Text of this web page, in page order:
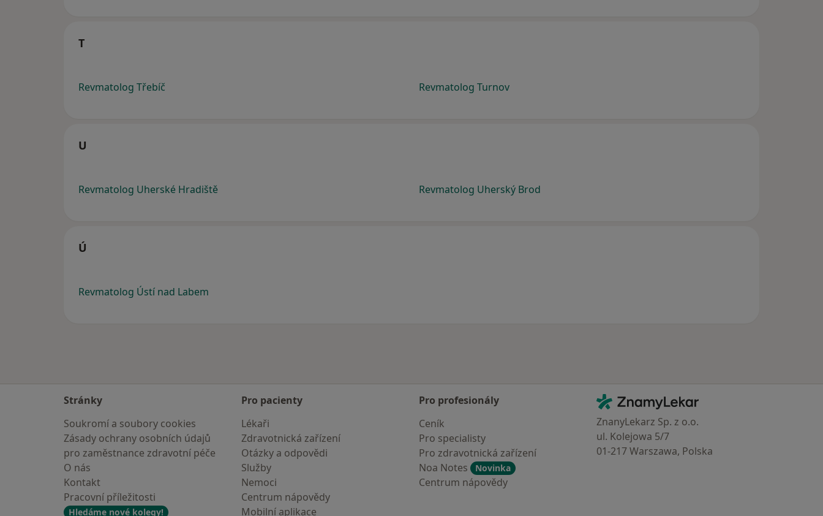
T
Revmatolog Třebíč Revmatolog Turnov
U
Revmatolog Uherské Hradiště Revmatolog Uherský Brod
Ú
Revmatolog Ústí nad Labem
Stránky
Soukromí a soubory cookies
Zásady ochrany osobních údajů
pro zaměstnance zdravotní péče
O nás
Kontakt
Pracovní příležitosti
Hledáme nové kolegy!
Pro pacienty
Lékaři
Zdravotnická zařízení
Otázky a odpovědi
Služby
Nemoci
Centrum nápovědy
Mobilní aplikace
Pro profesionály
Ceník
Pro specialisty
Pro zdravotnická zařízení
Noa Notes
Novinka
Centrum nápovědy
Kontakt
ZnamyLekar - Hlavní stránka
ZnanyLekarz Sp. z o.o.
ul. Kolejowa 5/7
01-217 Warszawa, Polska